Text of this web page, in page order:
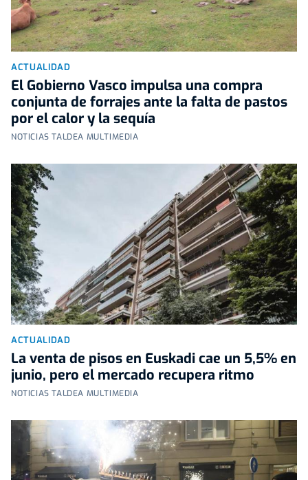
ACTUALIDAD
El Gobierno Vasco impulsa una compra
conjunta de forrajes ante la falta de pastos
por el calor y la sequía
NOTICIAS TALDEA MULTIMEDIA
ACTUALIDAD
La venta de pisos en Euskadi cae un 5,5% en
junio, pero el mercado recupera ritmo
NOTICIAS TALDEA MULTIMEDIA